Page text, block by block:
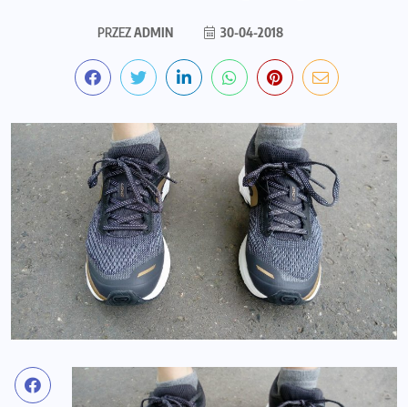
PRZEZADMIN 30-04-2018